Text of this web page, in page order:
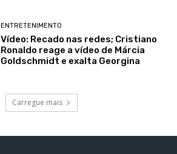
ENTRETENIMENTO
Vídeo: Recado nas redes; Cristiano
Ronaldo reage a vídeo de Márcia
Goldschmidt e exalta Georgina
Carregue mais